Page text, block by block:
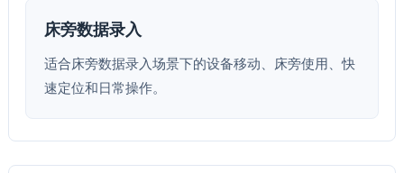
床旁数据录入
适合床旁数据录入场景下的设备移动、床旁使用、快
速定位和日常操作。